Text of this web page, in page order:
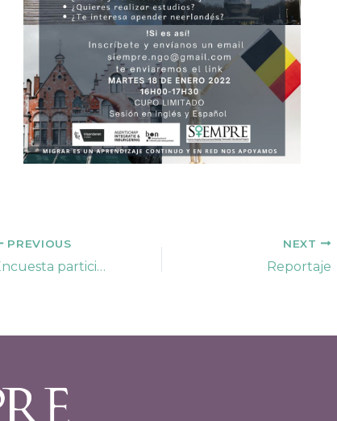
PREVIOUS
Encuesta participativa
NEXT
Reportaje